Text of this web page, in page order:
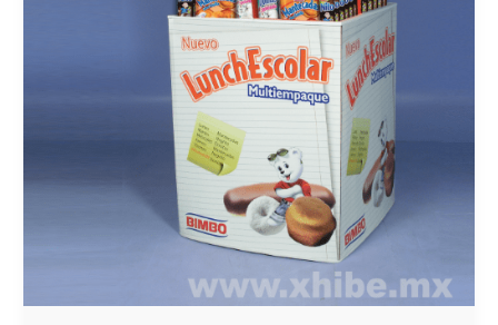
competitividad